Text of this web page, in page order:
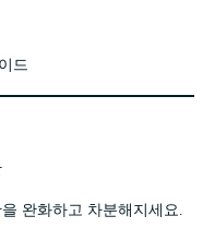
드
완화하고 차분해지세요.